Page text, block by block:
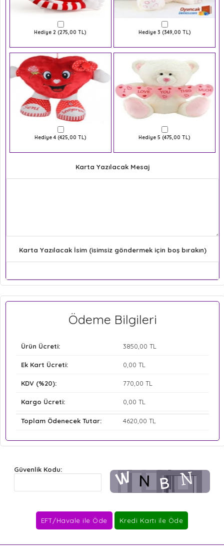
Hediye 2 (275,00 TL) Hediye 3 (349,00 TL)
Hediye 4 (425,00 TL) Hediye 5 (475,00 TL)
Karta Yazılacak Mesaj
Karta Yazılacak İsim (isimsiz göndermek için boş bırakın)
Ödeme Bilgileri
Ürün Ücreti: 3850,00 TL
Ek Kart Ücreti: 0,00 TL
KDV (%20): 770,00 TL
Kargo Ücreti: 0,00 TL
Toplam Ödenecek Tutar: 4620,00 TL
Güvenlik Kodu: